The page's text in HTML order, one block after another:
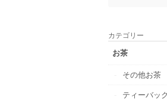
カテゴリー
お茶
その他お茶
ティーバック